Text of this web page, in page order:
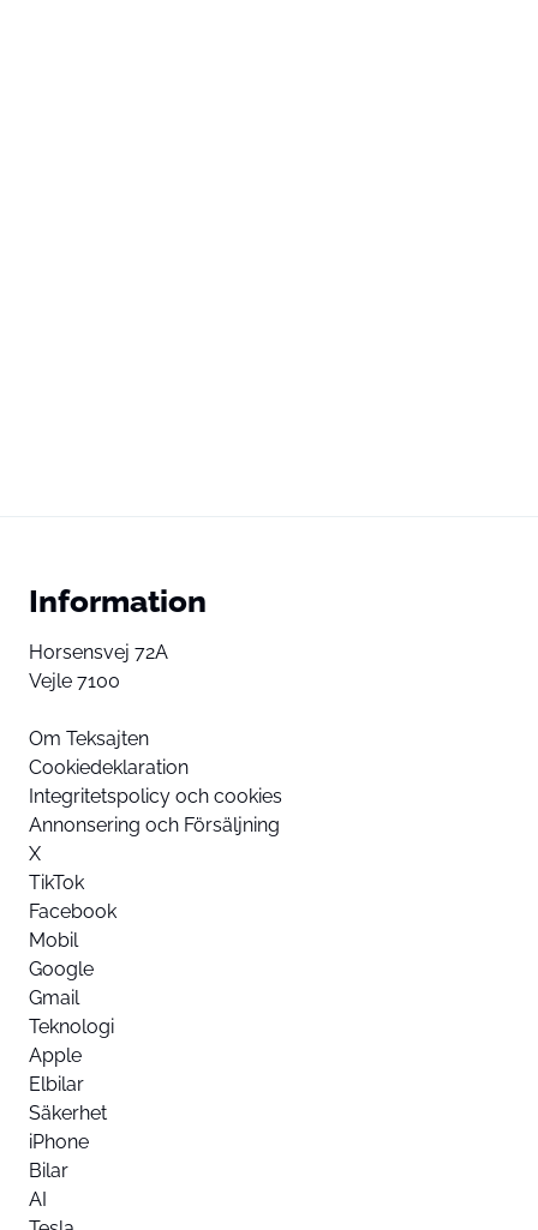
Information
Horsensvej 72A
Vejle 7100
Om Teksajten
Cookiedeklaration
Integritetspolicy och cookies
Annonsering och Försäljning
X
TikTok
Facebook
Mobil
Google
Gmail
Teknologi
Apple
Elbilar
Säkerhet
iPhone
Bilar
AI